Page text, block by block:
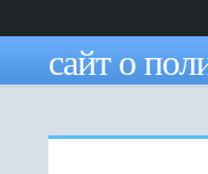
сайт о